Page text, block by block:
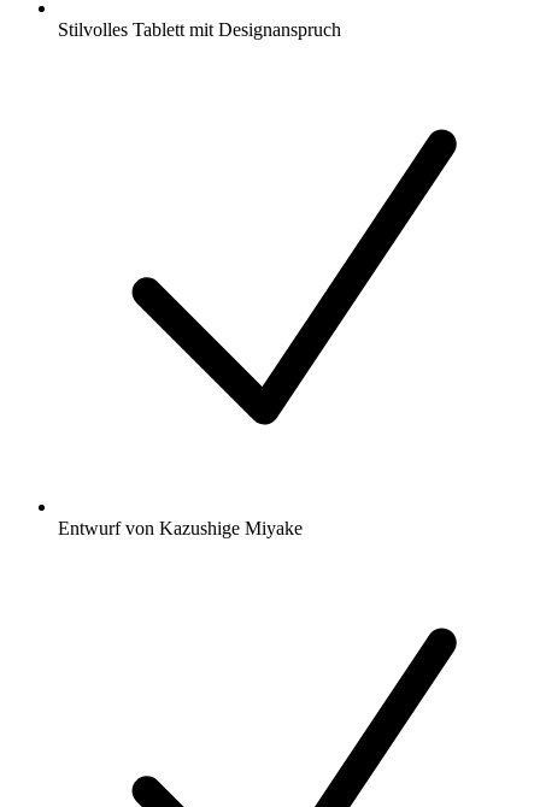
Stilvolles Tablett mit Designanspruch
Entwurf von Kazushige Miyake